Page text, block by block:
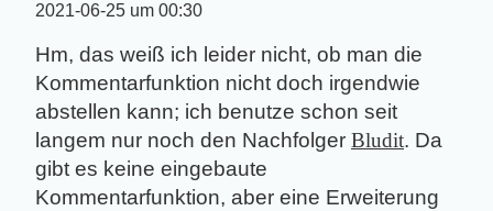
2021-06-25 um 00:30
Hm, das weiß ich leider nicht, ob man die
Kommentarfunktion nicht doch irgendwie
abstellen kann; ich benutze schon seit
langem nur noch den Nachfolger Bludit. Da
gibt es keine eingebaute
Kommentarfunktion, aber eine Erweiterung